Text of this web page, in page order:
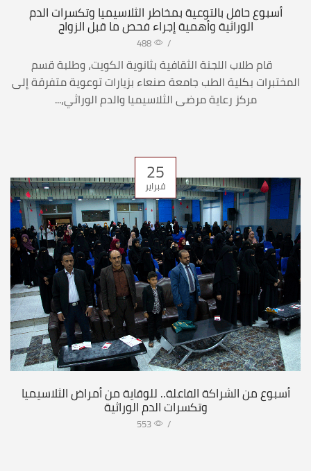
أسبوع حافل بالتوعية بمخاطر الثلاسيميا وتكسرات الدم
الوراثية وأهمية إجراء فحص ما قبل الزواج
/
488
قام طلاب اللجنة الثقافية بثانوية الكويت، وطلبة قسم
المختبرات بكلية الطب جامعة صنعاء بزيارات توعوية متفرقة إلى
مركز رعاية مرضى الثلاسيميا والدم الوراثي،...
25
فبراير
أسبوع من الشراكة الفاعلة.. للوقاية من أمراض الثلاسيميا
وتكسرات الدم الوراثية
/
553